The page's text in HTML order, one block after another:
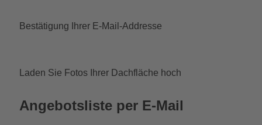
Bestätigung Ihrer E-Mail-Addresse
Laden Sie Fotos Ihrer Dachfläche hoch
Angebotsliste per E-Mail